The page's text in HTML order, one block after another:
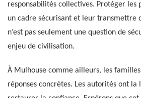
responsabilités collectives. Protéger les
un cadre sécurisant et leur transmettre
n’est pas seulement une question de
enjeu de civilisation.
À Mulhouse comme ailleurs, les
réponses concrètes. Les autorités ont la